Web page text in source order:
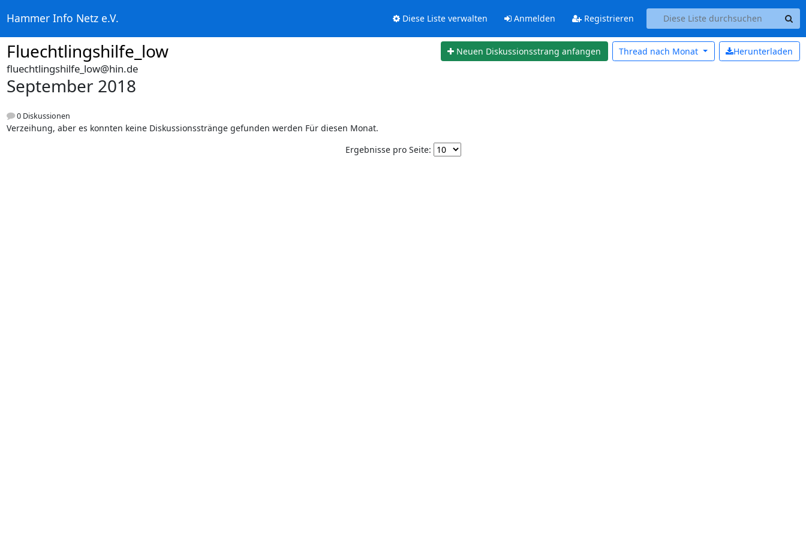
Hammer Info Netz e.V. Diese Liste verwalten Anmelden Registrieren
Fluechtlingshilfe_low Neuen Diskussionsstrang anfangen Herunterladen
Thread nach Monat
fluechtlingshilfe_low@hin.de
September 2018
0 Diskussionen
Verzeihung, aber es konnten keine Diskussionsstränge gefunden werden Für diesen Monat.
Ergebnisse pro Seite: